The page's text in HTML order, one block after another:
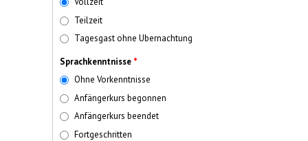
Teilzeit
Tagesgast ohne Ubernachtung
Sprachkenntnisse *
Ohne Vorkenntnisse
Anfängerkurs begonnen
Anfängerkurs beendet
Fortgeschritten